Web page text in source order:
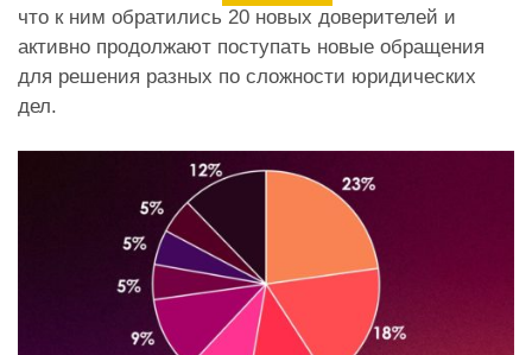
что к ним обратились 20 новых доверителей и
активно продолжают поступать новые обращения
для решения разных по сложности юридических
дел.